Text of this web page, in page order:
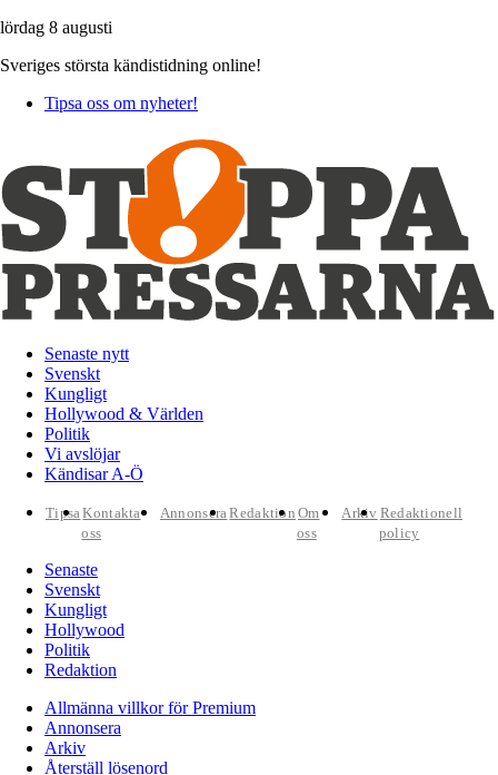
lördag 8 augusti
Sveriges största kändistidning online!
Tipsa oss om nyheter!
Senaste nytt
Svenskt
Kungligt
Hollywood & Världen
Politik
Vi avslöjar
Kändisar A-Ö
TipsaKontakta
oss
AnnonseraRedaktion Om
oss
Arkiv Redaktionell
policy
Senaste
Svenskt
Kungligt
Hollywood
Politik
Redaktion
Allmänna villkor för Premium
Annonsera
Arkiv
Återställ lösenord